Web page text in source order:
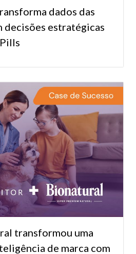
dados das
decisões estratégicas
transformou uma
de marca com